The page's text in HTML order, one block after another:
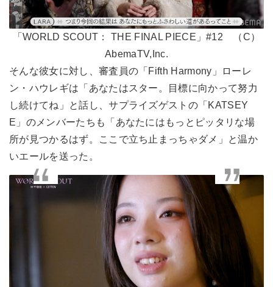
「WORLD SCOUT： THE FINAL PIECE」#12 （C）
AbemaTV,Inc.
そんな彼女に対し、審査員の「Fifth Harmony」ローレ
ン・ハウレギは「あなたはスター。目標に向かって努力
し続けてね」と話し、サプライズゲストの「KATSEY
E」のメンバーたちも「あなたにはもっとピッタリな場
所が見つかるはず。ここで立ち止まっちゃダメ」と温か
いエールを送った。